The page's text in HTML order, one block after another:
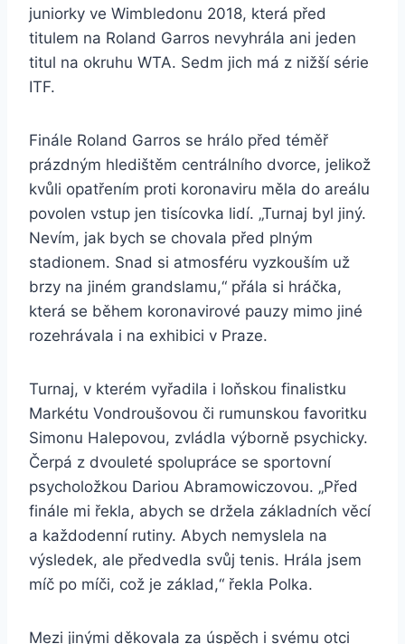
juniorky ve Wimbledonu 2018, která před
titulem na Roland Garros nevyhrála ani jeden
titul na okruhu WTA. Sedm jich má z nižší série
ITF.
Finále Roland Garros se hrálo před téměř
prázdným hledištěm centrálního dvorce, jelikož
kvůli opatřením proti koronaviru měla do areálu
povolen vstup jen tisícovka lidí. „Turnaj byl jiný.
Nevím, jak bych se chovala před plným
stadionem. Snad si atmosféru vyzkouším už
brzy na jiném grandslamu,“ přála si hráčka,
která se během koronavirové pauzy mimo jiné
rozehrávala i na exhibici v Praze.
Turnaj, v kterém vyřadila i loňskou finalistku
Markétu Vondroušovou či rumunskou favoritku
Simonu Halepovou, zvládla výborně psychicky.
Čerpá z dvouleté spolupráce se sportovní
psycholožkou Dariou Abramowiczovou. „Před
finále mi řekla, abych se držela základních věcí
a každodenní rutiny. Abych nemyslela na
výsledek, ale předvedla svůj tenis. Hrála jsem
míč po míči, což je základ,“ řekla Polka.
Mezi jinými děkovala za úspěch i svému otci